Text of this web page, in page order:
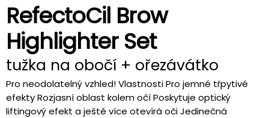
RefectoCil Brow
Highlighter Set
tužka na obočí + ořezávátko
Pro neodolatelný vzhled! Vlastnosti Pro jemné třpytivé
efekty Rozjasní oblast kolem očí Poskytuje optický
liftingový efekt a ještě více otevírá oči Jedinečná